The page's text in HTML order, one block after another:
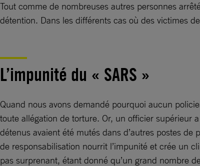
Tout comme de nombreuses autres personnes
détention. Dans les différents cas où des victimes
L’impunité du « SARS »
Quand nous avons demandé pourquoi aucun
toute allégation de torture. Or, un officier supérieur
détenus avaient été mutés dans d’autres postes
de responsabilisation nourrit l’impunité et crée un
pas surprenant, étant donné qu’un grand nombre